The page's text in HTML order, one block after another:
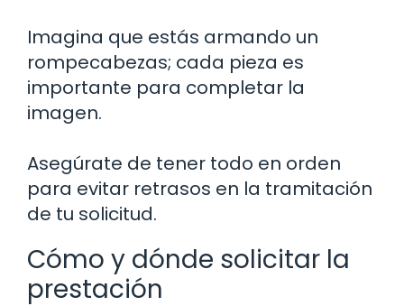
Imagina que estás armando un
rompecabezas; cada pieza es
importante para completar la
imagen.
Asegúrate de tener todo en orden
para evitar retrasos en la tramitación
de tu solicitud.
Cómo y dónde solicitar la
prestación